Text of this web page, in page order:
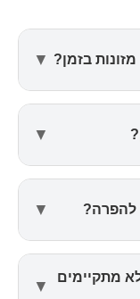
בזמן? ▼
▼
▼
מתקיימים
▼